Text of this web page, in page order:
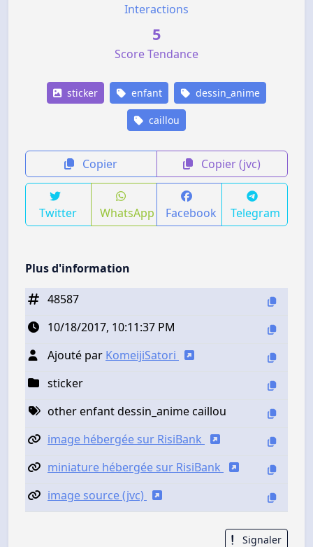
Interactions
5
Score Tendance
sticker enfant dessin_anime
caillou
Copier Copier (jvc)
Twitter WhatsApp Facebook Telegram
Plus d'information
48587
10/18/2017, 10:11:37 PM
Ajouté par KomeijiSatori
sticker
other enfant dessin_anime caillou
image hébergée sur RisiBank
miniature hébergée sur RisiBank
image source (jvc)
Signaler